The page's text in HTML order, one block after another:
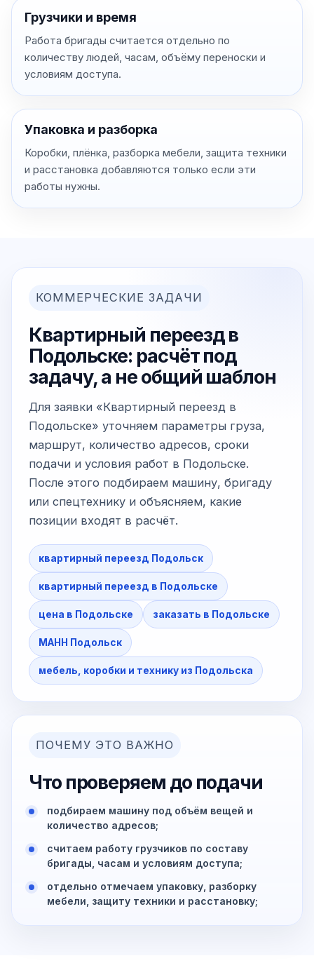
Грузчики и время
Работа бригады считается отдельно по
количеству людей, часам, объёму переноски и
условиям доступа.
Упаковка и разборка
Коробки, плёнка, разборка мебели, защита техники
и расстановка добавляются только если эти
работы нужны.
КОММЕРЧЕСКИЕ ЗАДАЧИ
Квартирный переезд в
Подольске: расчёт под
задачу, а не общий шаблон
Для заявки «Квартирный переезд в
Подольске» уточняем параметры груза,
маршрут, количество адресов, сроки
подачи и условия работ в Подольске.
После этого подбираем машину, бригаду
или спецтехнику и объясняем, какие
позиции входят в расчёт.
квартирный переезд Подольск
квартирный переезд в Подольске
цена в Подольске заказать в Подольске
МАНН Подольск
мебель, коробки и технику из Подольска
ПОЧЕМУ ЭТО ВАЖНО
Что проверяем до подачи
подбираем машину под объём вещей и
количество адресов;
считаем работу грузчиков по составу
бригады, часам и условиям доступа;
отдельно отмечаем упаковку, разборку
мебели, защиту техники и расстановку;